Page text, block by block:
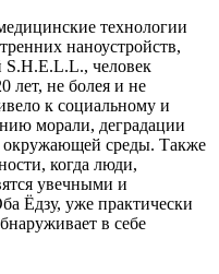
технологии
наноустройств,
S.H.E.L.L., человек
лет, не болея и не
к социальному и
морали, деградации
окружающей среды. Также
когда люди,
увечными и
Ёдзу, уже практически
в себе